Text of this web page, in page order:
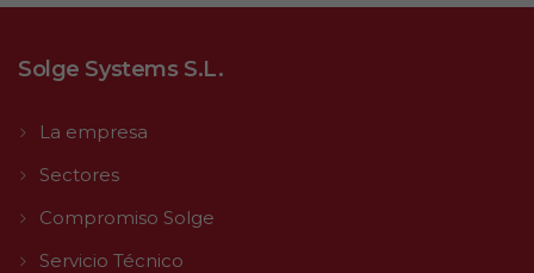
Solge Systems S.L.
La empresa
Sectores
Compromiso Solge
Servicio Técnico